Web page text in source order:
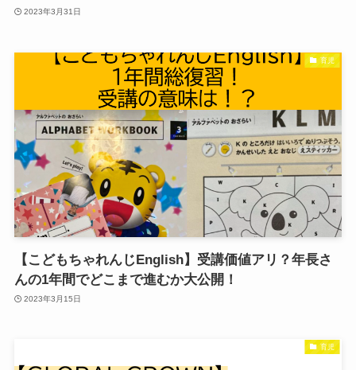
2023年3月31日
育児
【こどもちゃれんじEnglish】受講価値アリ？年長さ
んの1年間でどこまで進むか大公開！
2023年3月15日
育児